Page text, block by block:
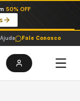
no pix em parcela única
Fale Conosco